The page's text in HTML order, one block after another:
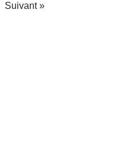
Suivant »